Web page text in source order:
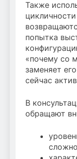
Также
попытка
«почему со
заменяет
сейчас
В
обращают